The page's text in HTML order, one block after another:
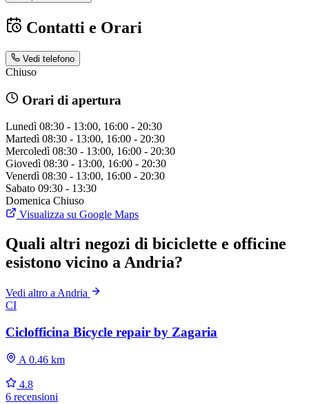
Contatti e Orari
Vedi telefono
Chiuso
Orari di apertura
Lunedì 08:30 - 13:00, 16:00 - 20:30
Martedì 08:30 - 13:00, 16:00 - 20:30
Mercoledì 08:30 - 13:00, 16:00 - 20:30
Giovedì 08:30 - 13:00, 16:00 - 20:30
Venerdì 08:30 - 13:00, 16:00 - 20:30
Sabato 09:30 - 13:30
Domenica Chiuso
Visualizza su Google Maps
Quali altri negozi di biciclette e officine
esistono vicino a Andria?
Vedi altro a Andria
CI
Ciclofficina Bicycle repair by Zagaria
A 0.46 km
4.8
6 recensioni